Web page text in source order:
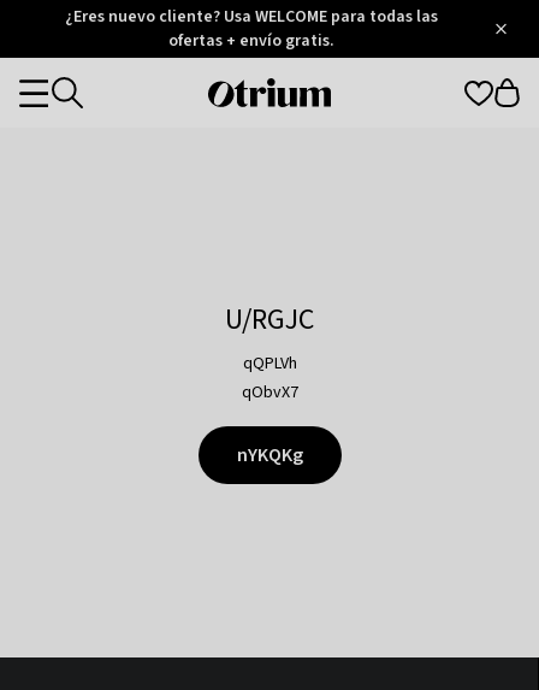
Otrium
Trustpilot
¿Eres nuevo cliente? Usa WELCOME para todas las
ofertas + envío gratis.
Otrium
Categories
U/RGJC
qQPLVh
qObvX7
nYKQKg